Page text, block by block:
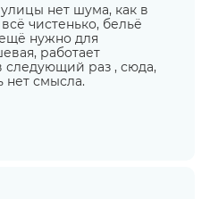
нет шума, как в
чистенько, бельё
нужно для
работает
раз , сюда,
нет смысла.